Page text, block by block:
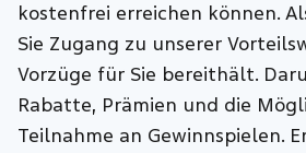
kostenfrei erreichen können.
Sie Zugang zu unserer
Vorzüge für Sie bereithält.
Rabatte, Prämien und die
Teilnahme an Gewinnspielen.